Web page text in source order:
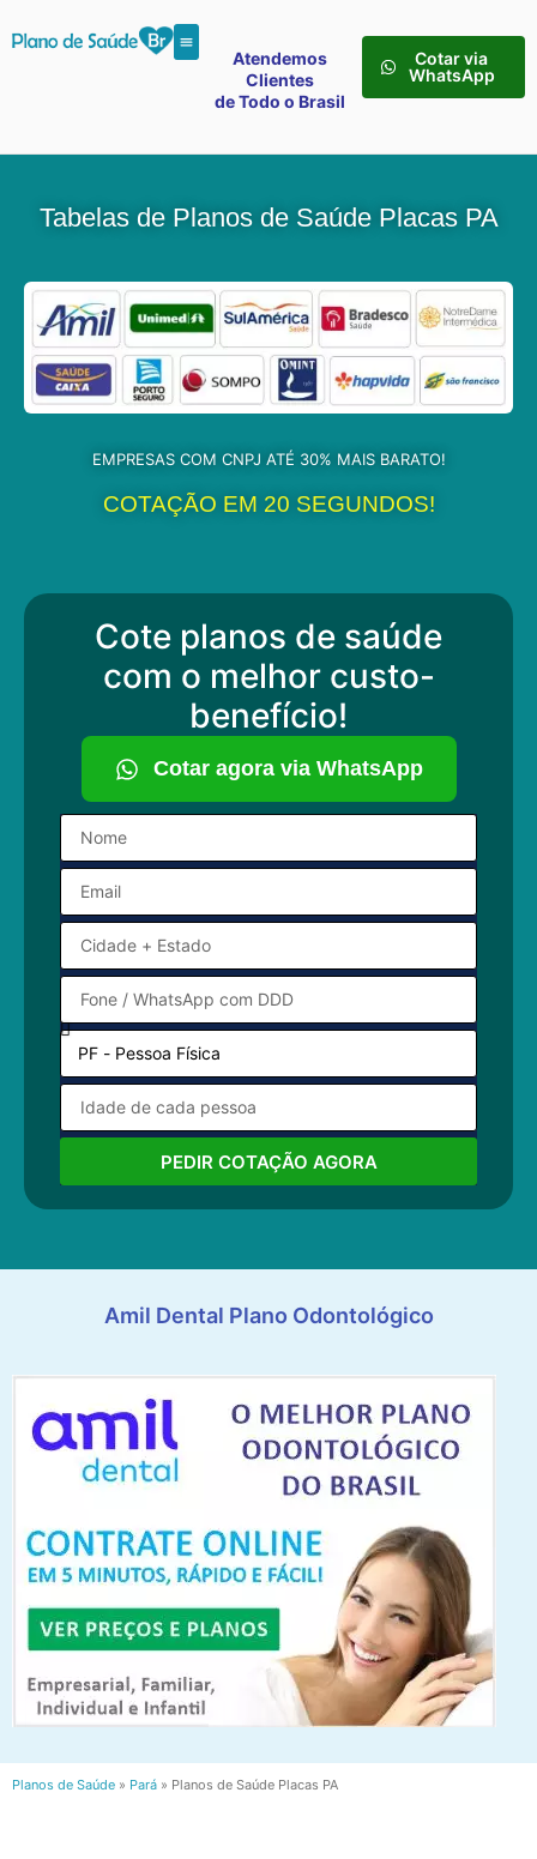
Atendemos
Clientes
de Todo o Brasil
Cotar via
WhatsApp
Tabelas de Planos de Saúde Placas PA
EMPRESAS COM CNPJ ATÉ 30% MAIS BARATO!
COTAÇÃO EM 20 SEGUNDOS!
Cote planos de saúde
com o melhor custo-
benefício!
Cotar agora via WhatsApp
PEDIR COTAÇÃO AGORA
Amil Dental Plano Odontológico
Planos de Saúde » Pará » Planos de Saúde Placas PA